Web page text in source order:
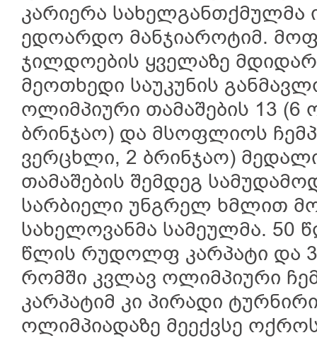
კარიერა სახელგანთქმულმა
ედოარდო მანჯიაროტიმ.
ჯილდოების ყველაზე
მეოთხედი საუკუნის
ოლიმპიური თამაშების 13
ბრინჯაო) და მსოფლიოს
ვერცხლი, 2 ბრინჯაო)
თამაშების შემდეგ
სარბიელი უნგრელ ხმლით
სახელოვანმა სამეულმა. 50
წლის რუდოლფ კარპატი და
რომში კვლავ ოლიმპიური
კარპატიმ კი პირადი
ოლიმპიადაზე მეექვსე